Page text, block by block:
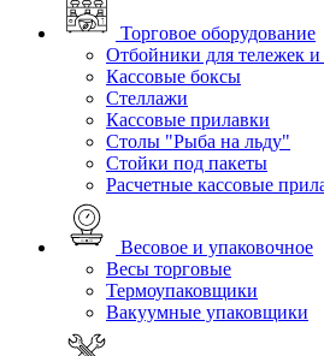
Торговое оборудование
Отбойники для тележек и
Кассовые боксы
Стеллажи
Кассовые прилавки
Столы "Рыба на льду"
Стойки под пакеты
Расчетные кассовые
Весовое и упаковочное
Весы торговые
Термоупаковщики
Вакуумные упаковщики